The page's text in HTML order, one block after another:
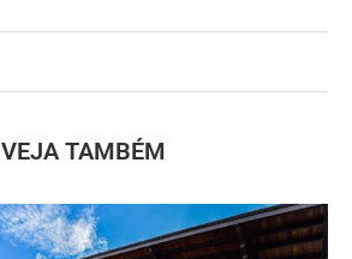
VEJA TAMBÉM